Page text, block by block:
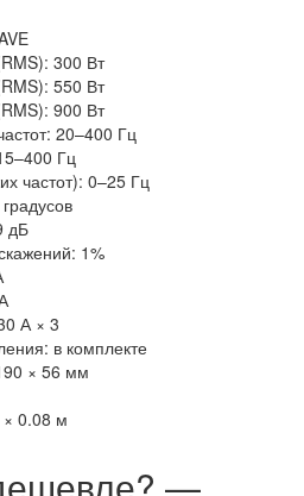
300 Вт
550 Вт
900 Вт
20–400 Гц
Гц
частот): 0–25 Гц
дБ
1%
А × 3
в комплекте
× 56 мм
× 0.08 м
—